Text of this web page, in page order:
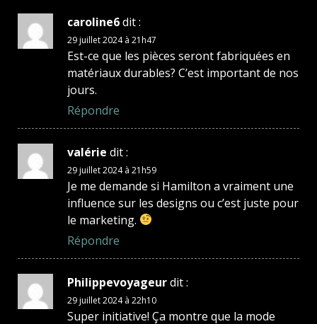
caroline6dit :
29 juillet 2024 à 21h47
Est-ce que les pièces seront fabriquées en
matériaux durables? C’est important de nos
jours.
Répondre
valérie dit :
29 juillet 2024 à 21h59
Je me demande si Hamilton a vraiment une
influence sur les designs ou c’est juste pour
le marketing.
Répondre
Philippevoyageurdit :
29 juillet 2024 à 22h10
Super initiative! Ça montre que la mode